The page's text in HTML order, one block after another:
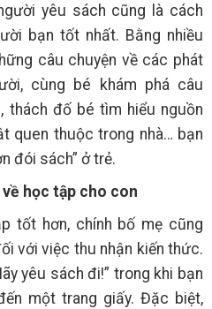
yêu sách cũng là cách
bạn tốt nhất. Bằng nhiều
câu chuyện về các phát
cùng bé khám phá câu
thách đố bé tìm hiểu nguồn
quen thuộc trong nhà… bạn
đói sách” ở trẻ.
học tập cho con
tốt hơn, chính bố mẹ cũng
với việc thu nhận kiến thức.
yêu sách đi!” trong khi bạn
một trang giấy. Đặc biệt,